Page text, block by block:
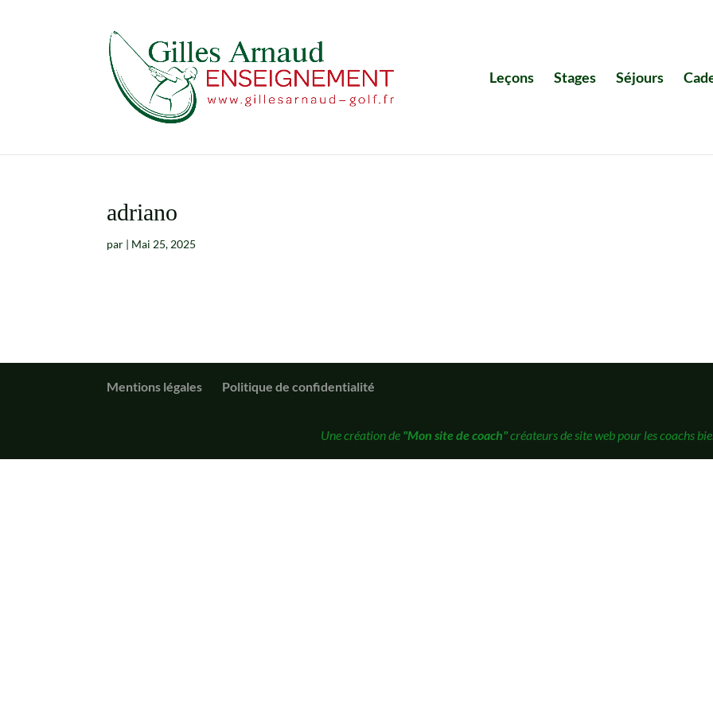
Leçons Stages Séjours
adriano
par | Mai 25, 2025
Mentions légales Politique de confidentialité
Une création de "Mon site de coach"créateurs de site web pour les coachs